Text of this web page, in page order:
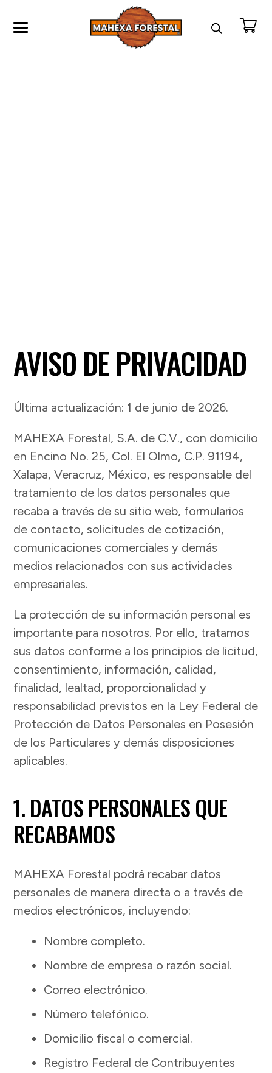
AVISO DE PRIVACIDAD
Última actualización: 1 de junio de 2026.
MAHEXA Forestal, S.A. de C.V., con domicilio
en Encino No. 25, Col. El Olmo, C.P. 91194,
Xalapa, Veracruz, México, es responsable del
tratamiento de los datos personales que
recaba a través de su sitio web, formularios
de contacto, solicitudes de cotización,
comunicaciones comerciales y demás
medios relacionados con sus actividades
empresariales.
La protección de su información personal es
importante para nosotros. Por ello, tratamos
sus datos conforme a los principios de licitud,
consentimiento, información, calidad,
finalidad, lealtad, proporcionalidad y
responsabilidad previstos en la Ley Federal de
Protección de Datos Personales en Posesión
de los Particulares y demás disposiciones
aplicables.
1. DATOS PERSONALES QUE
RECABAMOS
MAHEXA Forestal podrá recabar datos
personales de manera directa o a través de
medios electrónicos, incluyendo:
Nombre completo.
Nombre de empresa o razón social.
Correo electrónico.
Número telefónico.
Domicilio fiscal o comercial.
Registro Federal de Contribuyentes